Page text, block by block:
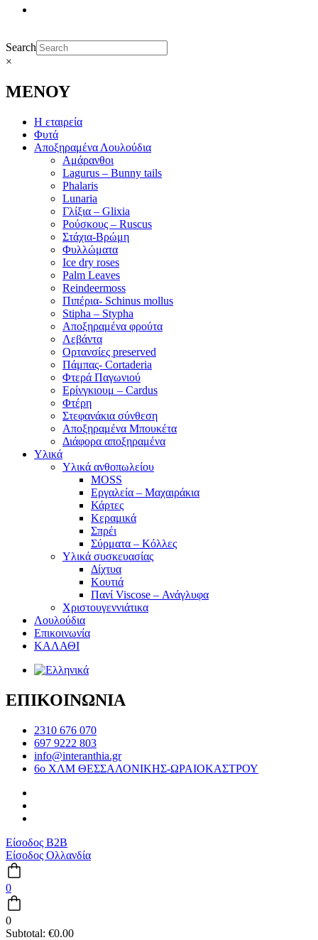
Search
×
ΜΕΝΟΥ
Η εταιρεία
Φυτά
Αποξηραμένα Λουλούδια
Αμάρανθοι
Lagurus – Bunny tails
Phalaris
Lunaria
Γλίξια – Glixia
Ρούσκους – Ruscus
Στάχια-Βρώμη
Φυλλώματα
Ice dry roses
Palm Leaves
Reindeermoss
Πιπέρια- Schinus mollus
Stipha – Stypha
Αποξηραμένα φρούτα
Λεβάντα
Ορτανσίες preserved
Πάμπας- Cortaderia
Φτερά Παγωνιού
Ερίνγκιουμ – Cardus
Φτέρη
Στεφανάκια σύνθεση
Αποξηραμένα Μπουκέτα
Διάφορα αποξηραμένα
Υλικά
Υλικά ανθοπωλείου
MOSS
Εργαλεία – Μαχαιράκια
Κάρτες
Κεραμικά
Σπρέι
Σύρματα – Κόλλες
Υλικά συσκευασίας
Δίχτυα
Κουτιά
Πανί Viscose – Ανάγλυφα
Χριστουγεννιάτικα
Λουλούδια
Επικοινωνία
ΚΑΛΑΘΙ
ΕΠΙΚΟΙΝΩΝΙΑ
2310 676 070
697 9222 803
info@interanthia.gr
6ο ΧΛΜ ΘΕΣΣΑΛΟΝΙΚΗΣ-ΩΡΑΙΟΚΑΣΤΡΟΥ
Είσοδος B2B
Είσοδος Ολλανδία
0
0
Subtotal: €0.00